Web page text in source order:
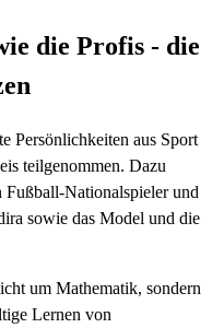
die Profis - die
Persönlichkeiten aus Sport
teilgenommen. Dazu
Fußball-Nationalspieler und
sowie das Model und die
um Mathematik, sondern
Lernen von